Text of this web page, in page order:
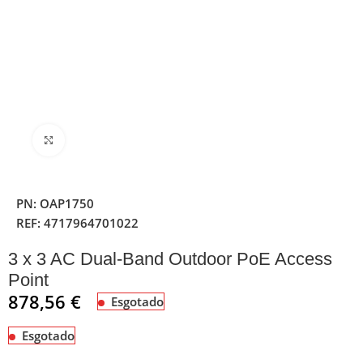
PN: OAP1750
REF:4717964701022
3 x 3 AC Dual-Band Outdoor PoE Access
Point
878,56€ Esgotado
Esgotado